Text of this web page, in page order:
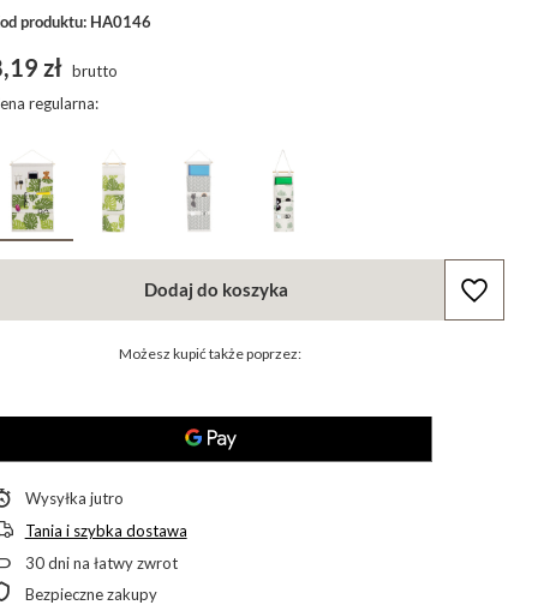
produktu: HA0146
zł brutto
regularna:
Dodaj do koszyka
Możesz kupić także poprzez:
Wysyłka jutro
Tania i szybka dostawa
30dni na łatwy zwrot
Bezpieczne zakupy